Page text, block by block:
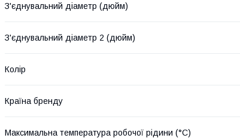
З'єднувальний діаметр (дюйм)
З'єднувальний діаметр 2 (дюйм)
Колір
Країна бренду
Максимальна температура робочої рідини (°C)